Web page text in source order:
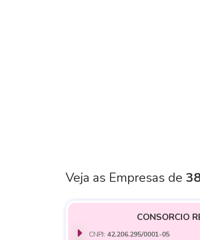
Veja as Empresas de
CONSORCIO
CNPJ:42.206.295/0001-05